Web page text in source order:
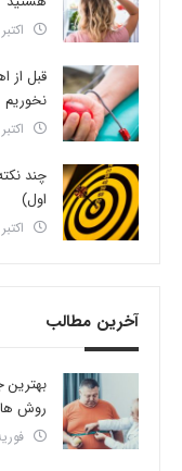
اکتبر 24, 2024
قبل از
نخوریم
اکتبر 23, 2024
چند
اول)
اکتبر 22, 2024
آخرین مطالب
روش
فوریه 22,